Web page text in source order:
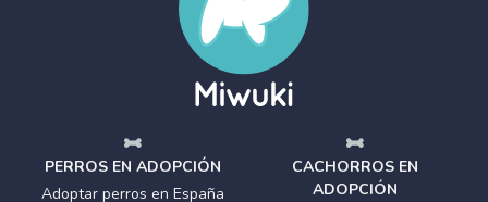
PERROS EN ADOPCIÓN
Adoptar perros en España
CACHORROS EN
ADOPCIÓN